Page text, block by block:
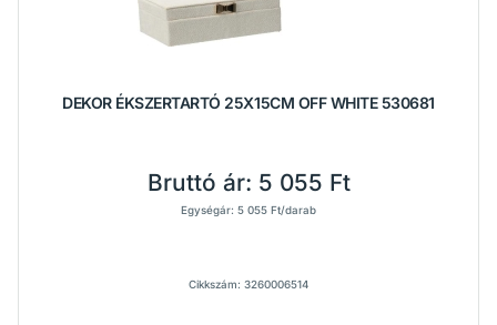
DEKOR ÉKSZERTARTÓ 25X15CM OFF WHITE 530681
Bruttó ár: 5 055 Ft
Egységár: 5 055 Ft/darab
Cikkszám: 3260006514